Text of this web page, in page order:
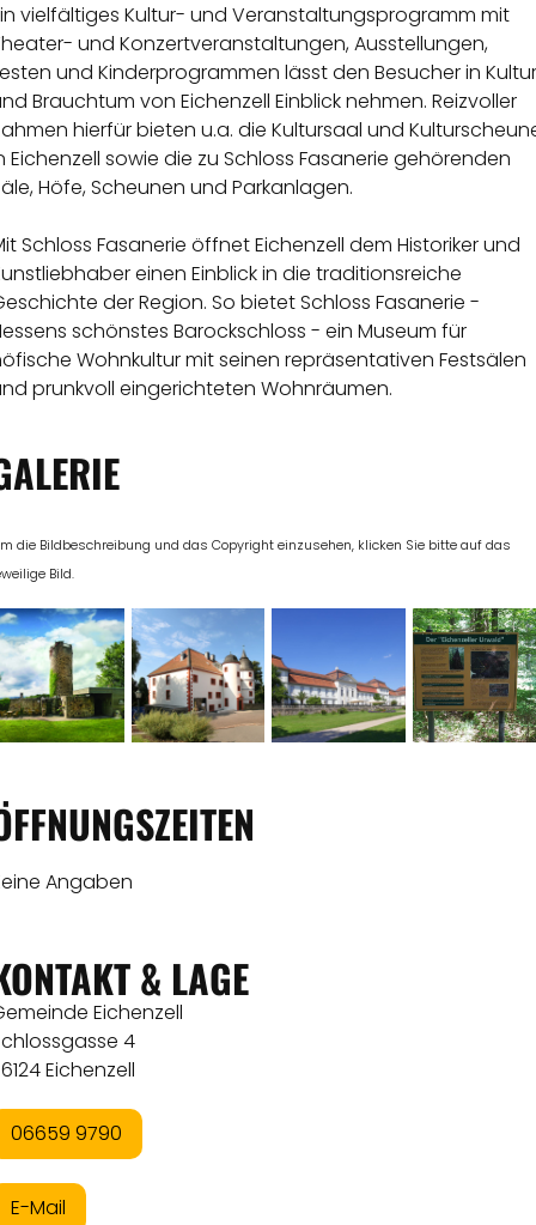
vielfältiges Kultur- und Veranstaltungsprogramm mit
und Konzertveranstaltungen, Ausstellungen,
und Kinderprogrammen lässt den Besucher in Kultur
Brauchtum von Eichenzell Einblick nehmen. Reizvoller
hierfür bieten u.a. die Kultursaal und
Eichenzell sowie die zu Schloss Fasanerie gehörenden
Höfe, Scheunen und Parkanlagen.
Schloss Fasanerie öffnet Eichenzell dem Historiker und
einen Einblick in die traditionsreiche
der Region. So bietet Schloss Fasanerie -
schönstes Barockschloss - ein Museum für
Wohnkultur mit seinen repräsentativen Festsälen
prunkvoll eingerichteten Wohnräumen.
die Bildbeschreibung und das Copyright einzusehen, klicken Sie bitte auf das
Bild.
Angaben
& LAGE
Eichenzell
4
Eichenzell
06659 9790
E-Mail